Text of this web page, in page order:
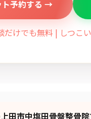
ト予約する →
だけでも無料 | しつこ
田市中塩田骨盤整骨